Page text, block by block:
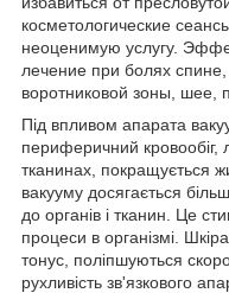
косметологические
неоценимую услугу.
лечение при болях
воротниковой зоны, шее,
Під впливом апарата
периферичний кровообіг,
тканинах, покращується
вакууму досягається
до органів і тканин. Це
процеси в організмі.
тонус, поліпшуються
рухливість зв'язкового